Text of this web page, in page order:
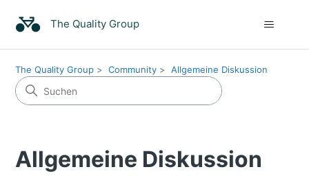
The Quality Group
The Quality Group Community Allgemeine Diskussion
Allgemeine Diskussion